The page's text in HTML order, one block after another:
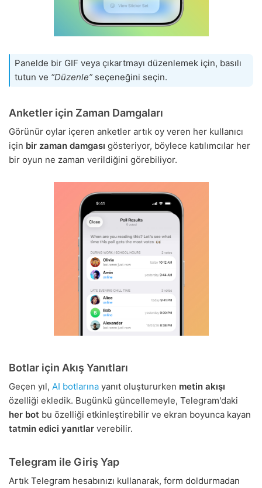
Panelde bir GIF veya çıkartmayı düzenlemek için, basılı
tutun ve “Düzenle” seçeneğini seçin.
Anketler için Zaman Damgaları
Görünür oylar içeren anketler artık oy veren her kullanıcı
için bir zaman damgası gösteriyor, böylece katılımcılar her
bir oyun ne zaman verildiğini görebiliyor.
Botlar için Akış Yanıtları
Geçen yıl, AI botlarına yanıt oluştururken metin akışı
özelliği ekledik. Bugünkü güncellemeyle, Telegram'daki
her bot bu özelliği etkinleştirebilir ve ekran boyunca kayan
tatmin edici yanıtlar verebilir.
Telegram ile Giriş Yap
Artık Telegram hesabınızı kullanarak, form doldurmadan